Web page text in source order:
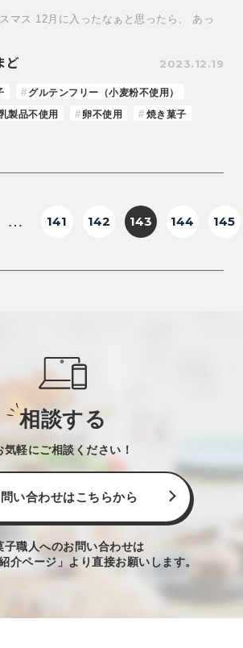
マス 12月に入ったなぁと思ったら、 あっ
ど 2023.12.19
グルテンフリー（小麦粉不使用）
製品不使用 卵不使用 焼き菓子
… 141 142 143 144 145
相談する
気軽にご相談ください！
い合わせはこちらから
子職人へのお問い合わせは
介ページ」より直接お願いします。